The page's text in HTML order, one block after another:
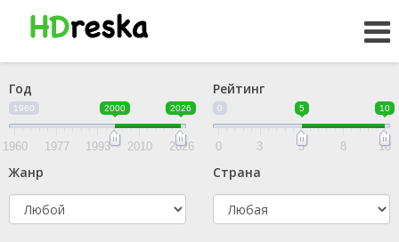
Год
1960 2000 2026
1960 1977 1993 2010 2026
Рейтинг
0 5 10
0 3 5 8 10
Жанр Страна